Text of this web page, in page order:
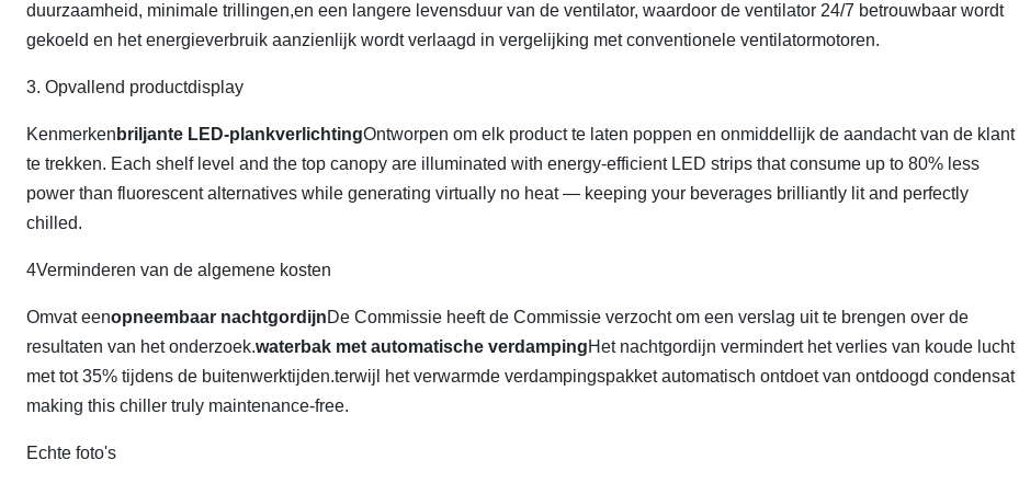
duurzaamheid, minimale trillingen,en een langere levensduur van de ventilator, waardoor de ventilator 24/7 betrouwbaar wordt
gekoeld en het energieverbruik aanzienlijk wordt verlaagd in vergelijking met conventionele ventilatormotoren.
3. Opvallend productdisplay
Kenmerken briljante LED-plankverlichtingOntworpen om elk product te laten poppen en onmiddellijk de aandacht van de klant
te trekken. Each shelf level and the top canopy are illuminated with energy-efficient LED strips that consume up to 80% less
power than fluorescent alternatives while generating virtually no heat — keeping your beverages brilliantly lit and perfectly
chilled.
4Verminderen van de algemene kosten
Omvat eenopneembaar nachtgordijnDe Commissie heeft de Commissie verzocht om een verslag uit te brengen over de
resultaten van het onderzoek.waterbak met automatische verdampingHet nachtgordijn vermindert het verlies van koude lucht
met tot 35% tijdens de buitenwerktijden.terwijl het verwarmde verdampingspakket automatisch ontdoet van ontdoogd condensat
making this chiller truly maintenance-free.
Echte foto's